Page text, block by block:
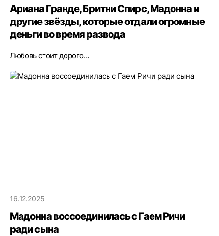
Ариана Гранде, Бритни Спирс, Мадонна и
другие звёзды, которые отдали огромные
деньги во время развода
Любовь стоит дорого…
16.12.2025
Мадонна воссоединилась с Гаем Ричи
ради сына